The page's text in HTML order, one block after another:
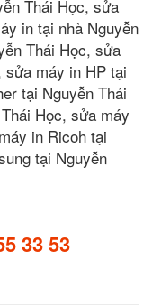
Thái Học, sửa
in tại nhà Nguyễn
Thái Học, sửa
sửa máy in HP tại
tại Nguyễn Thái
Học, sửa máy
in Ricoh tại
tại Nguyễn
33 53